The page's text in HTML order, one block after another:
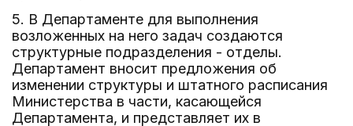
5. В Департаменте для выполнения
возложенных на него задач создаются
структурные подразделения - отделы.
Департамент вносит предложения об
изменении структуры и штатного расписания
Министерства в части, касающейся
Департамента, и представляет их в